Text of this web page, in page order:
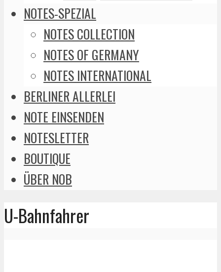
NOTES-SPEZIAL
NOTES COLLECTION
NOTES OF GERMANY
NOTES INTERNATIONAL
BERLINER ALLERLEI
NOTE EINSENDEN
NOTESLETTER
BOUTIQUE
ÜBER NOB
U-Bahnfahrer